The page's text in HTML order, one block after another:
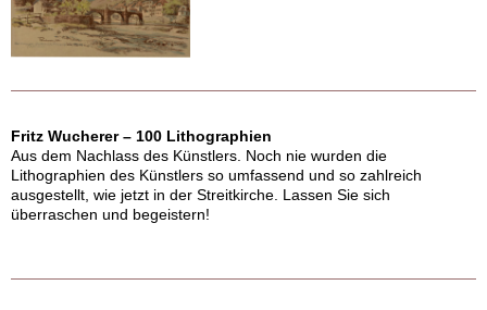
Fritz Wucherer – 100 Lithographien
Aus dem Nachlass des Künstlers. Noch nie wurden die
Lithographien des Künstlers so umfassend und so zahlreich
ausgestellt, wie jetzt in der Streitkirche. Lassen Sie sich
überraschen und begeistern!